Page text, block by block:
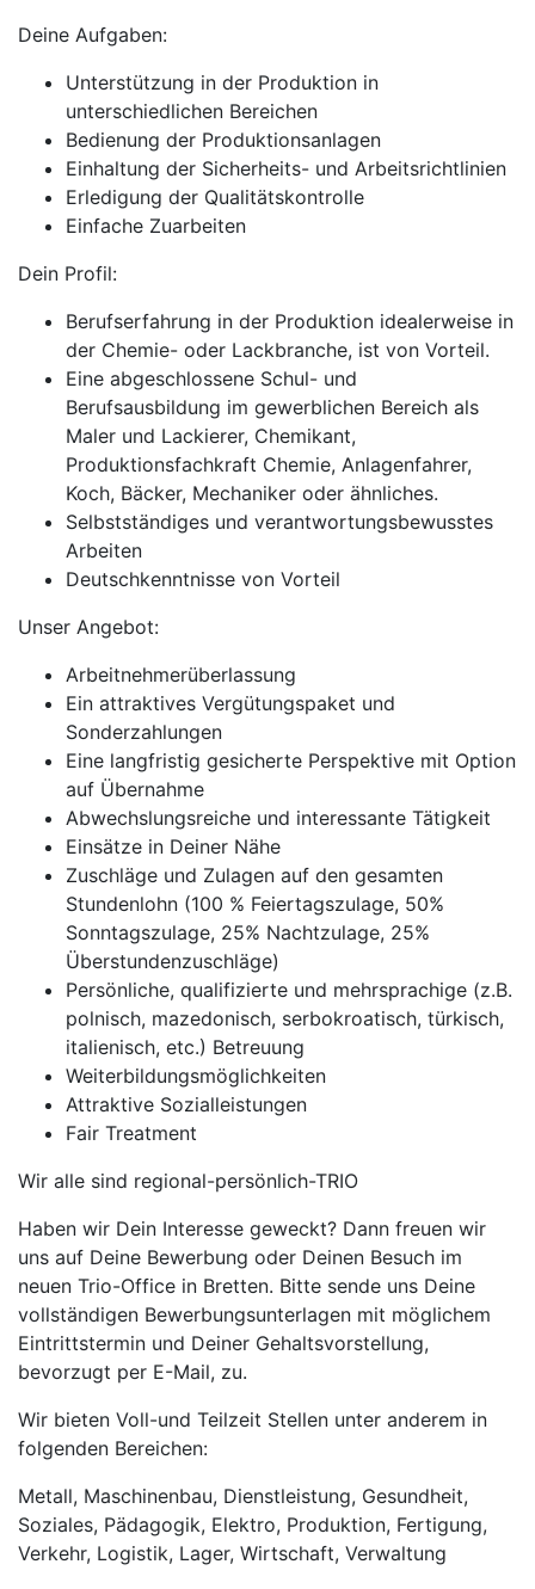
Deine Aufgaben:
Unterstützung in der Produktion in
unterschiedlichen Bereichen
Bedienung der Produktionsanlagen
Einhaltung der Sicherheits- und Arbeitsrichtlinien
Erledigung der Qualitätskontrolle
Einfache Zuarbeiten
Dein Profil:
Berufserfahrung in der Produktion idealerweise in
der Chemie- oder Lackbranche, ist von Vorteil.
Eine abgeschlossene Schul- und
Berufsausbildung im gewerblichen Bereich als
Maler und Lackierer, Chemikant,
Produktionsfachkraft Chemie, Anlagenfahrer,
Koch, Bäcker, Mechaniker oder ähnliches.
Selbstständiges und verantwortungsbewusstes
Arbeiten
Deutschkenntnisse von Vorteil
Unser Angebot:
Arbeitnehmerüberlassung
Ein attraktives Vergütungspaket und
Sonderzahlungen
Eine langfristig gesicherte Perspektive mit Option
auf Übernahme
Abwechslungsreiche und interessante Tätigkeit
Einsätze in Deiner Nähe
Zuschläge und Zulagen auf den gesamten
Stundenlohn (100 % Feiertagszulage, 50%
Sonntagszulage, 25% Nachtzulage, 25%
Überstundenzuschläge)
Persönliche, qualifizierte und mehrsprachige (z.B.
polnisch, mazedonisch, serbokroatisch, türkisch,
italienisch, etc.) Betreuung
Weiterbildungsmöglichkeiten
Attraktive Sozialleistungen
Fair Treatment
Wir alle sind regional-persönlich-TRIO
Haben wir Dein Interesse geweckt? Dann freuen wir
uns auf Deine Bewerbung oder Deinen Besuch im
neuen Trio-Office in Bretten. Bitte sende uns Deine
vollständigen Bewerbungsunterlagen mit möglichem
Eintrittstermin und Deiner Gehaltsvorstellung,
bevorzugt per E-Mail, zu.
Wir bieten Voll-und Teilzeit Stellen unter anderem in
folgenden Bereichen:
Metall, Maschinenbau, Dienstleistung, Gesundheit,
Soziales, Pädagogik, Elektro, Produktion, Fertigung,
Verkehr, Logistik, Lager, Wirtschaft, Verwaltung